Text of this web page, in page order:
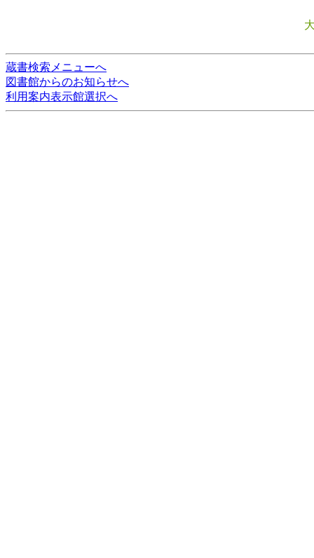
蔵書検索メニューへ
図書館からのお知らせへ
利用案内表示館選択へ